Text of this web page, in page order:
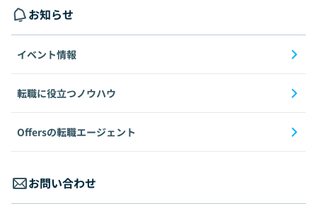
お知らせ
イベント情報
転職に役立つノウハウ
Offersの転職エージェント
お問い合わせ